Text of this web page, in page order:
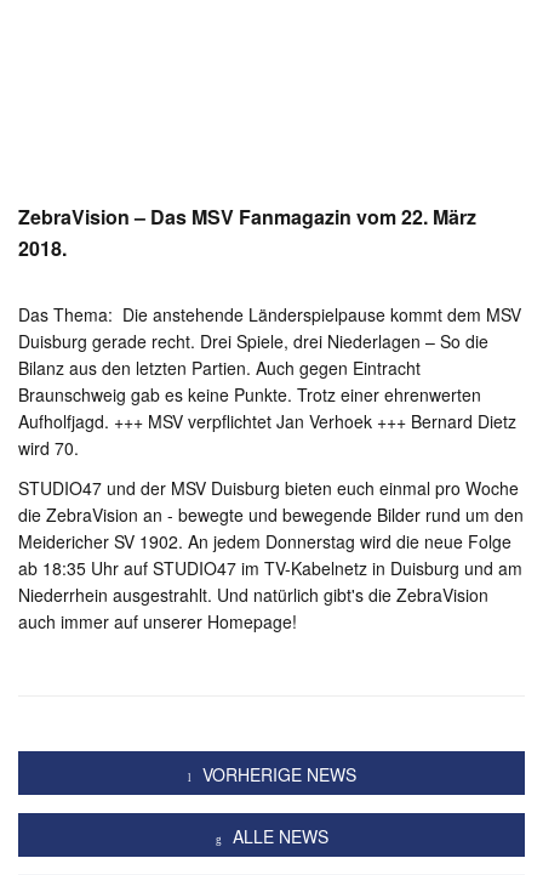
ZebraVision – Das MSV Fanmagazin vom 22. März
2018.
Das Thema: Die anstehende Länderspielpause kommt dem MSV
Duisburg gerade recht. Drei Spiele, drei Niederlagen – So die
Bilanz aus den letzten Partien. Auch gegen Eintracht
Braunschweig gab es keine Punkte. Trotz einer ehrenwerten
Aufholfjagd. +++ MSV verpflichtet Jan Verhoek +++ Bernard Dietz
wird 70.
STUDIO47 und der MSV Duisburg bieten euch einmal pro Woche
die ZebraVision an - bewegte und bewegende Bilder rund um den
Meidericher SV 1902. An jedem Donnerstag wird die neue Folge
ab 18:35 Uhr auf STUDIO47 im TV-Kabelnetz in Duisburg und am
Niederrhein ausgestrahlt. Und natürlich gibt's die ZebraVision
auch immer auf unserer Homepage!
VORHERIGE NEWS
ALLE NEWS